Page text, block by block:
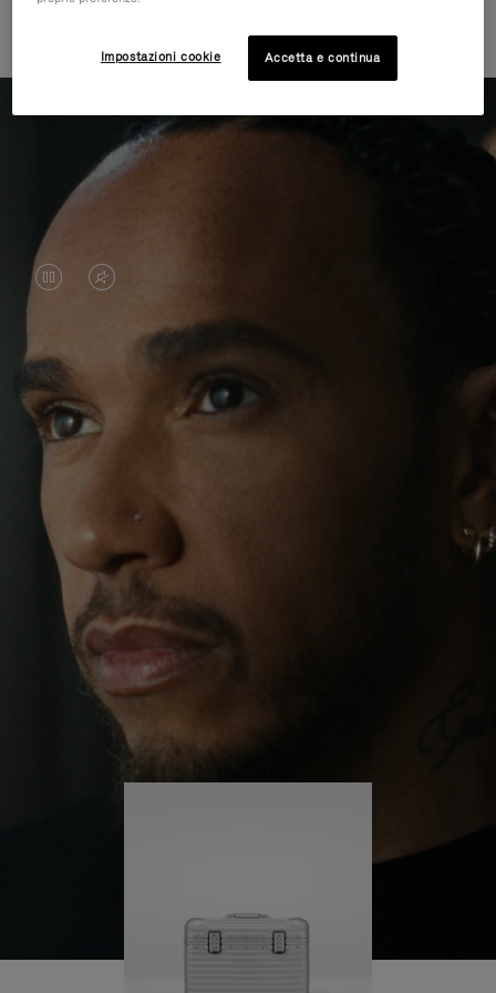
l'ignoto attraverso il viaggio
IL
VIDEO
È
IN
PAUSA,
PER
RIPRODURLO
IL
VIDEO
SILENZIATO,
ATTIVARE
LAUDIO
Lewis Hamilton è famoso per i suoi successi in
pista, ma i suoi ultimi viaggi sono stati all'insegna
dell'avventura al di fuori del suo ambiente abituale.
Attraverso questa ricerca di nuove esperienze in
giro per il mondo, Lewis continua a sfidare se
stesso e a imparare lungo il cammino.
La sua RIMOWA Original Pilot lo accompagna in
ogni fase del viaggio e ogni segno sulla sua
superfice racconta la storia del suo percorso e di
Impostazioni cookie Accetta e continua